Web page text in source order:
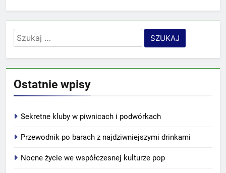
Szukaj:
Ostatnie wpisy
Sekretne kluby w piwnicach i podwórkach
Przewodnik po barach z najdziwniejszymi drinkami
Nocne życie we współczesnej kulturze pop